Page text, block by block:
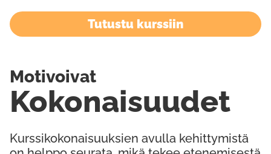
Tutustu kurssiin
Kurssikokonaisuuksien avulla kehittymistä
Kokonaisuudet
Motivoivat